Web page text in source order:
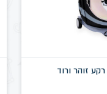
זוהר ורוד